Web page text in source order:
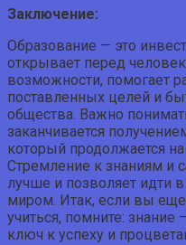
Заключение:
Образование — это
открывает перед
возможности, помогает
поставленных целей и
общества. Важно
заканчивается
который продолжается
Стремление к знаниям и
лучше и позволяет идти
миром. Итак, если вы
учиться, помните: знание
ключ к успеху и